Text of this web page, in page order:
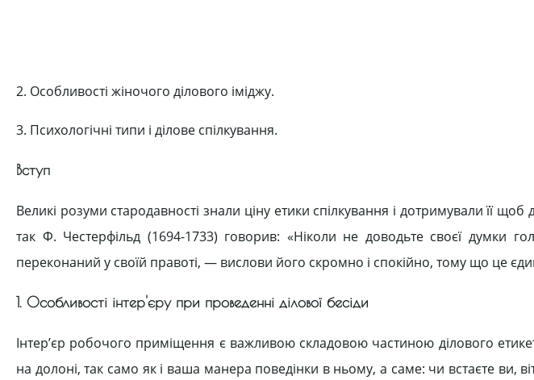
2. Особливості жіночого ділового іміджу.
3. Психологічні типи і ділове спілкування.
Вступ
Великі розуми стародавності знали ціну етики спілкування і дотримували її
так Ф. Честерфільд (1694-1733) говорив: «Ніколи не доводьте своєї думки
переконаний у своїй правоті, — вислови його скромно і спокійно, тому що це
1. Особливості інтер'єру при проведенні ділової бесіди
Інтер’єр робочого приміщення є важливою складовою частиною ділового
на долоні, так само як і ваша манера поведінки в ньому, а саме: чи встаєте ви,